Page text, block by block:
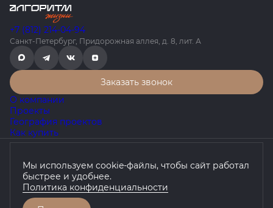
+7 (812) 214-04-94
Санкт-Петербург, Придорожная аллея, д. 8, лит. А
Заказать звонок
О компании
Проекты
География проектов
Как купить
Согласие на обработку персональных данных
Любая информация, представленная на данном сайте, носит
исключительно информационный характер, не является
публичной офертой, определяемой положениями статьи 437 ГК
Мы используем cookie-файлы, чтобы сайт работал
быстрее и удобнее.
Политика конфиденциальности